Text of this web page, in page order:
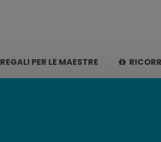
REGALI PER LE MAESTRE